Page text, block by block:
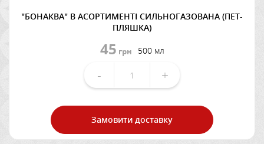
"БОНАКВА" В АСОРТИМЕНТІ СИЛЬНОГАЗОВАНА (ПЕТ-
ПЛЯШКА)
45 грн 500 мл
- +
Замовити доставку